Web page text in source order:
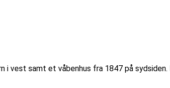
vest samt et våbenhus fra 1847 på